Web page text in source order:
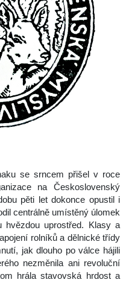
se srncem přišel v roce
na Československý
pěti let dokonce opustil i
centrálně umístěný úlomek
uprostřed. Klasy a
rolníků a dělnické třídy
jak dlouho po válce hájili
nezměnila ani revoluční
hrála stavovská hrdost a